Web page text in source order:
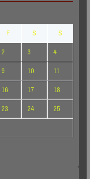
F S
S
2 3
4
9 10
11
16 17
18
23 24
25